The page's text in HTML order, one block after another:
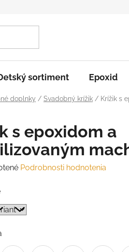
sortiment Epoxid
doplnky / Svadobný krížik / Krížik s
s epoxidom a
Podrobnosti hodnotenia